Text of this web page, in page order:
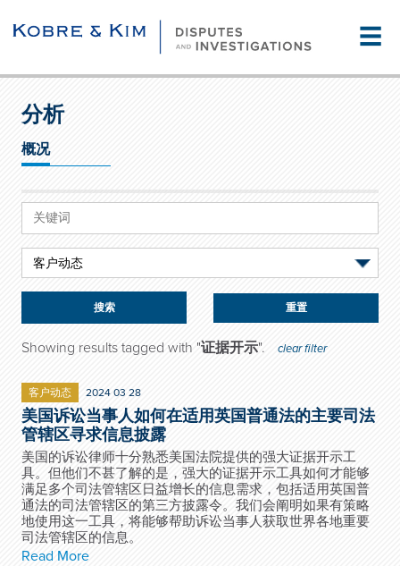
☰
分析
概况
重置
Showing results tagged with "证据开示". clear filter
客户动态 2024 03 28
美国诉讼当事人如何在适用英国普通法的主要司法
管辖区寻求信息披露
美国的诉讼律师十分熟悉美国法院提供的强大证据开示工
具。但他们不甚了解的是，强大的证据开示工具如何才能够
满足多个司法管辖区日益增长的信息需求，包括适用英国普
通法的司法管辖区的第三方披露令。我们会阐明如果有策略
地使用这一工具，将能够帮助诉讼当事人获取世界各地重要
司法管辖区的信息。
Read More